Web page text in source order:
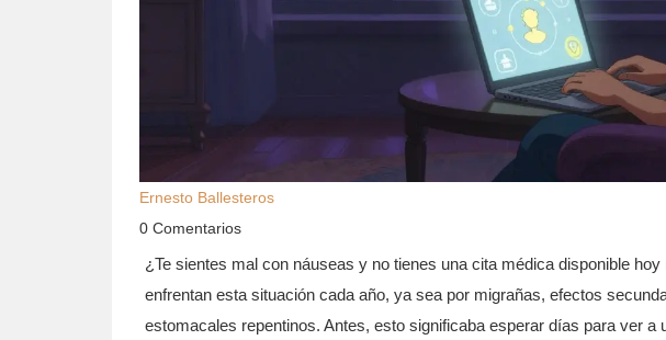
Ernesto Ballesteros
0 Comentarios
¿Te sientes mal con náuseas y no tienes una cita médica disponible
enfrentan esta situación cada año, ya sea por migrañas, efectos
estomacales repentinos. Antes, esto significaba esperar días para ver a